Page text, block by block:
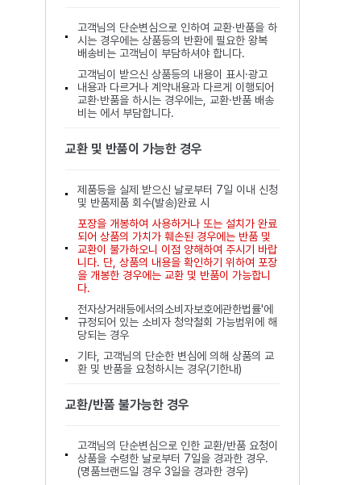
고객님의 단순변심으로 인하여 교환·반품을 하
시는 경우에는 상품등의 반환에 필요한 왕복
배송비는 고객님이 부담하셔야 합니다.
고객님이 받으신 상품등의 내용이 표시·광고
내용과 다르거나 계약내용과 다르게 이행되어
교환·반품을 하시는 경우에는, 교환·반품 배송
비는 에서 부담합니다.
교환 및 반품이 가능한 경우
제품등을 실제 받으신 날로부터 7일 이내 신청
및 반품제품 회수(발송)완료 시
포장을 개봉하여 사용하거나 또는 설치가 완료
되어 상품의 가치가 훼손된 경우에는 반품 및
교환이 불가하오니 이점 양해하여 주시기 바랍
니다. 단, 상품의 내용을 확인하기 위하여 포장
을 개봉한 경우에는 교환 및 반품이 가능합니
다.
전자상거래등에서의소비자보호에관한법률'에
규정되어 있는 소비자 청약철회 가능범위에 해
당되는 경우
기타, 고객님의 단순한 변심에 의해 상품의 교
환 및 반품을 요청하시는 경우(기한내)
교환/반품 불가능한 경우
고객님의 단순변심으로 인한 교환/반품 요청이
상품을 수령한 날로부터 7일을 경과한 경우.
(명품브랜드일 경우 3일을 경과한 경우)